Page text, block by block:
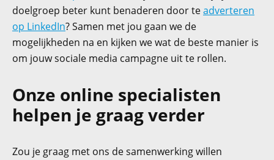
doelgroep beter kunt benaderen door teadverteren
op LinkedIn? Samen met jou gaan we de
mogelijkheden na en kijken we wat de beste manier is
om jouw sociale media campagne uit te rollen.
Onze online specialisten
helpen je graag verder
Zou je graag met ons de samenwerking willen